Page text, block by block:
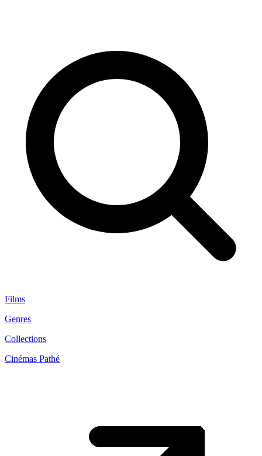
Films
Genres
Collections
Cinémas Pathé